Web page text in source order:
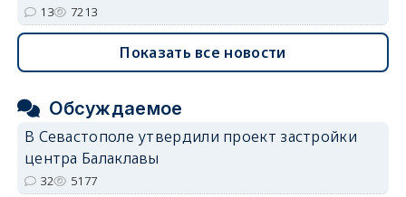
13 7213
Показать все новости
Обсуждаемое
В Севастополе утвердили проект застройки
центра Балаклавы
32 5177